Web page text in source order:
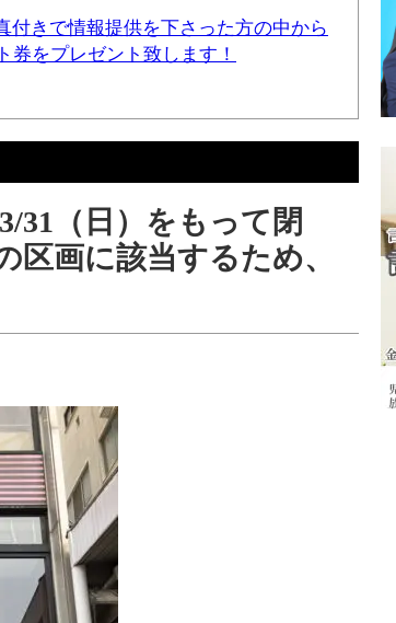
付きで情報提供を下さった方の中から
券をプレゼント致します！
31（日）をもって閉
区画に該当するため、